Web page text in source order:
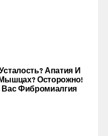
Апатия И
Осторожно!
Фибромиалгия